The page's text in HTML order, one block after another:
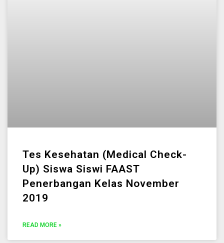
Tes Kesehatan (Medical Check-
Up) Siswa Siswi FAAST
Penerbangan Kelas November
2019
READ MORE »